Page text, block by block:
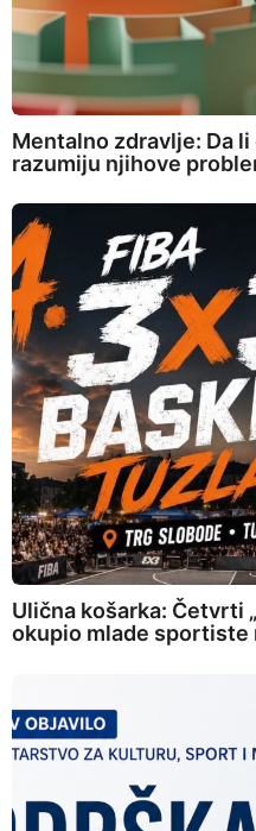
Mentalno zdravlje: Da
razumiju njihove
Ulična košarka: Četvrti
okupio mlade sportiste